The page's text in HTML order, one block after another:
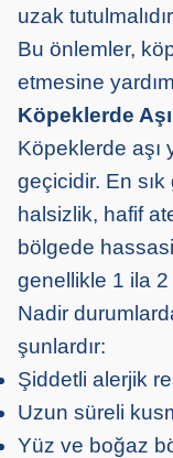
uzak
Bu önlemler,
etmesine
Köpeklerde
Köpeklerde aşı
geçicidir. En
halsizlik, hafif
bölgede
genellikle 1 ila
Nadir
şunlardır:
Şiddetli alerjik
Uzun süreli
Yüz ve boğaz